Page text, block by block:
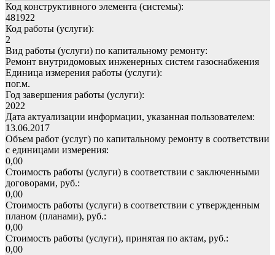
Код конструктивного элемента (системы):
481922
Код работы (услуги):
2
Вид работы (услуги) по капитальному ремонту:
Ремонт внутридомовых инженерных систем газоснабжения
Единица измерения работы (услуги):
пог.м.
Год завершения работы (услуги):
2022
Дата актуализации информации, указанная пользователем:
13.06.2017
Объем работ (услуг) по капитальному ремонту в соответствии
с единицами измерения:
0,00
Стоимость работы (услуги) в соответствии с заключенными
договорами, руб.:
0,00
Стоимость работы (услуги) в соответствии с утвержденным
планом (планами), руб.:
0,00
Стоимость работы (услуги), принятая по актам, руб.:
0,00